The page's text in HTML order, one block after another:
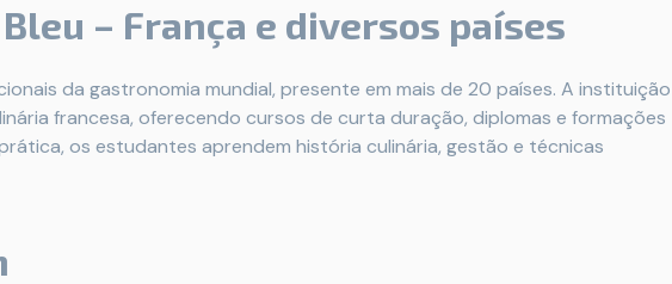
– França e diversos países
da gastronomia mundial, presente em mais de 20 países. A instituição
francesa, oferecendo cursos de curta duração, diplomas e formações
os estudantes aprendem história culinária, gestão e técnicas